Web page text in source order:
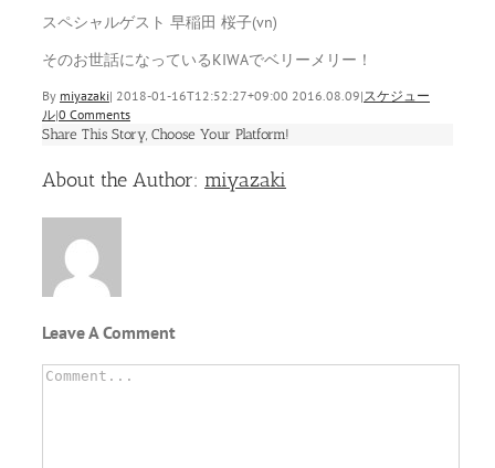
スペシャルゲスト 早稲田 桜子(vn)
そのお世話になっているKIWAでベリーメリー！
By miyazaki| 2018-01-16T12:52:27+09:00 2016.08.09| スケジュー
ル|0 Comments
Share This Story, Choose Your Platform!
Facebook
Twitter
Linkedin
Reddit
Tumblr
Google+
Pinterest
Vk
Email
About the Author: miyazaki
Leave A Comment
Comment